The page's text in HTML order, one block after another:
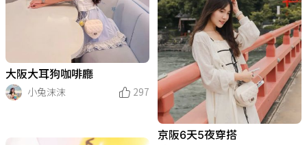
大阪大耳狗咖啡廳
小兔沫沫
297
京阪6天5夜穿搭